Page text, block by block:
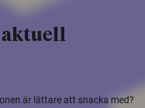
aktuell
är lättare att snacka med?